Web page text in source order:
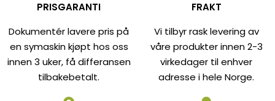
PRISGARANTI
Dokumentér lavere pris på
en symaskin kjøpt hos oss
innen 3 uker, få differansen
tilbakebetalt.
FRAKT
Vi tilbyr rask levering av
våre produkter innen 2-3
virkedager til enhver
adresse i hele Norge.